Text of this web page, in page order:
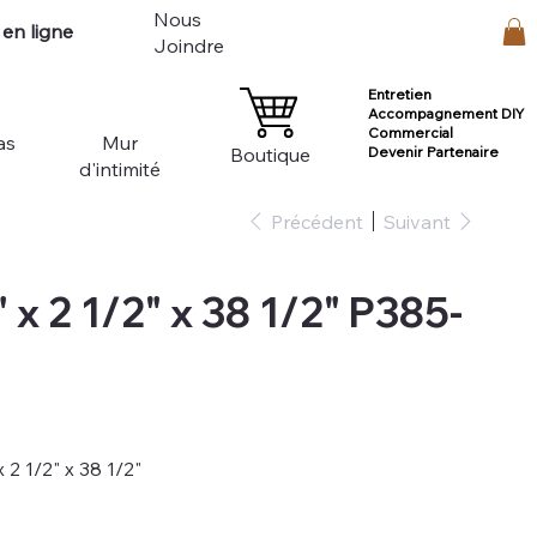
ligne
Nous
Joindre
Mur
d'intimité
Boutique
Entretien
Accompagnement DIY
Commercial
Devenir Partenaire
Précédent Suivant
x 2 1/2" x 38 1/2" P385-
2 1/2" x 38 1/2"